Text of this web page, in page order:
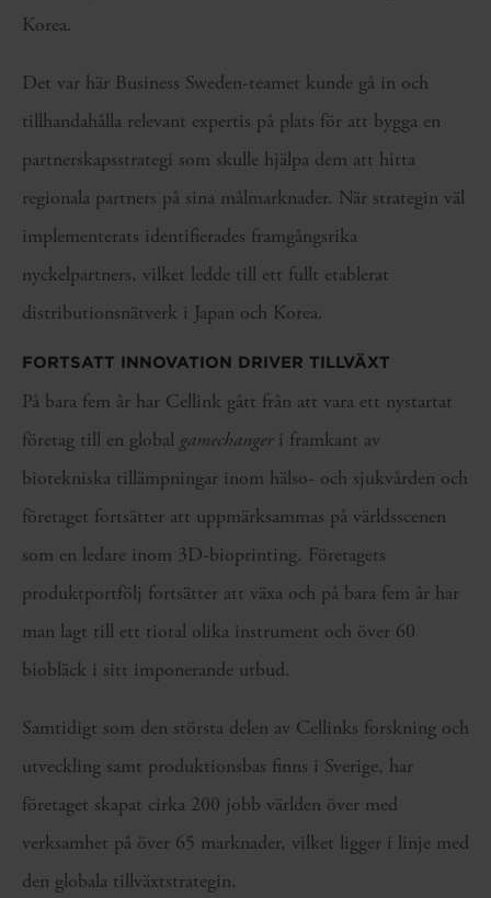
Korea.
Det var här Business Sweden-teamet kunde gå in och
tillhandahålla relevant expertis på plats för att bygga en
partnerskapsstrategi som skulle hjälpa dem att hitta
regionala partners på sina målmarknader. När strategin väl
implementerats identifierades framgångsrika
nyckelpartners, vilket ledde till ett fullt etablerat
distributionsnätverk i Japan och Korea.
FORTSATT INNOVATION DRIVER TILLVÄXT
På bara fem år har Cellink gått från att vara ett nystartat
företag till en global gamechangeri framkant av
biotekniska tillämpningar inom hälso- och sjukvården och
företaget fortsätter att uppmärksammas på världsscenen
som en ledare inom 3D-bioprinting. Företagets
produktportfölj fortsätter att växa och på bara fem år har
man lagt till ett tiotal olika instrument och över 60
biobläck i sitt imponerande utbud.
Samtidigt som den största delen av Cellinks forskning och
utveckling samt produktionsbas finns i Sverige, har
företaget skapat cirka 200 jobb världen över med
verksamhet på över 65 marknader, vilket ligger i linje med
den globala tillväxtstrategin.